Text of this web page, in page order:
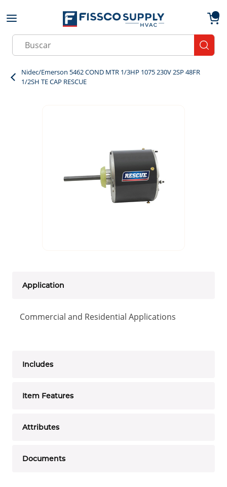
Skip to main content
Site Search
Nidec/Emerson 5462 COND MTR 1/3HP 1075 230V 2SP 48FR
1/2SH TE CAP RESCUE
Application
Commercial and Residential Applications
Includes
Item Features
Attributes
Documents